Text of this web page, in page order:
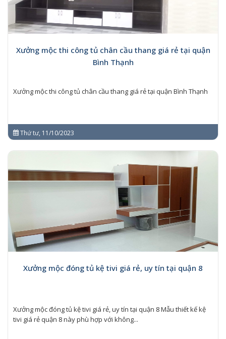
Xưởng mộc thi công tủ chân cầu thang giá rẻ tại quận
Bình Thạnh
Xưởng mộc thi công tủ chân cầu thang giá rẻ tại quận Bình Thạnh
Thứ tư, 11/10/2023
Xưởng mộc đóng tủ kệ tivi giá rẻ, uy tín tại quận 8
Xưởng mộc đóng tủ kệ tivi giá rẻ, uy tín tại quận 8 Mẫu thiết kế kệ
tivi giá rẻ quận 8 này phù hợp với không...